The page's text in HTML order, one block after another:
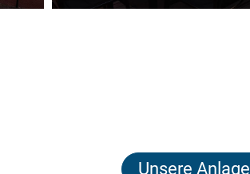
Unsere Anlage